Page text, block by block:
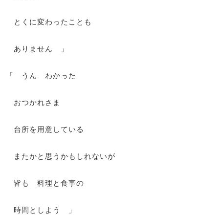
とくに変わったことも
ありません 」
「 うん わかった
おつかれさま
台所を用意している
またかと思うかもしれないが
皆も 料理と食事の
時間としよう 」